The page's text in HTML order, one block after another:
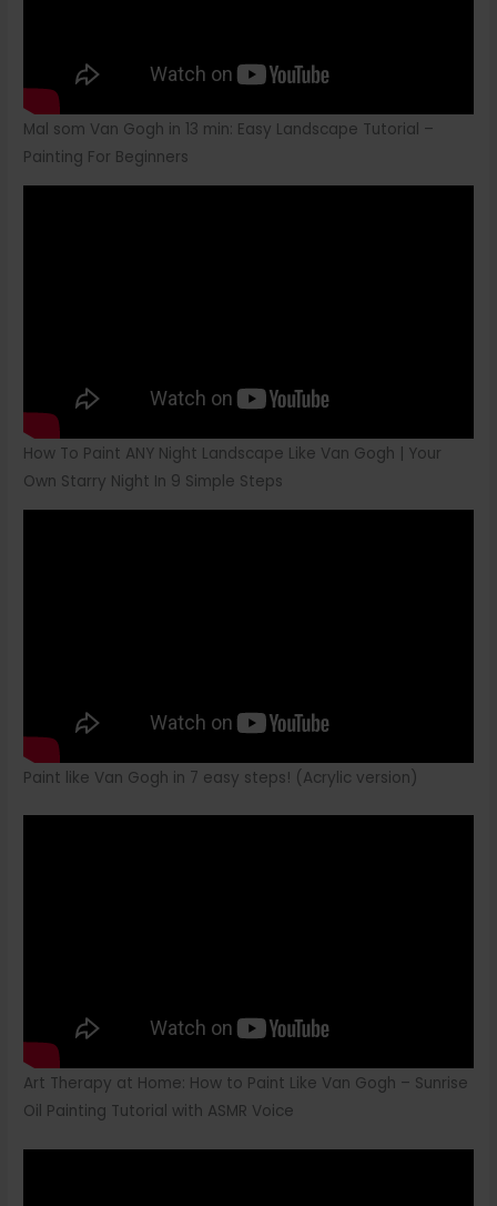
Mal som Van Gogh in 13 min: Easy Landscape Tutorial –
Painting For Beginners
How To Paint ANY Night Landscape Like Van Gogh | Your
Own Starry Night In 9 Simple Steps
Paint like Van Gogh in 7 easy steps! (Acrylic version)
Art Therapy at Home: How to Paint Like Van Gogh – Sunrise
Oil Painting Tutorial with ASMR Voice